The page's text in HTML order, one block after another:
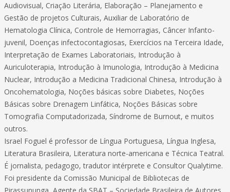
Audiovisual, Criação Literária, Elaboração – Planejamento e
Gestão de projetos Culturais, Auxiliar de Laboratório de
Hematologia Clínica, Controle de Hemorragias, Câncer Infanto-
juvenil, Doenças infectocontagiosas, Exercícios na Terceira Idade,
Interpretação de Exames Laboratoriais, Introdução à
Auriculoterapia, Introdução à Imunologia, Introdução à Medicina
Nuclear, Introdução a Medicina Tradicional Chinesa, Introdução à
Oncohematologia, Noções básicas sobre Diabetes, Noções
Básicas sobre Drenagem Linfática, Noções Básicas sobre
Tomografia Computadorizada, Síndrome de Burnout, e muitos
outros.
Israel Foguel é professor de Língua Portuguesa, Língua Inglesa,
Literatura Brasileira, Literatura norte-americana e Técnica Teatral.
É jornalista, pedagogo, tradutor intérprete e Consultor Qualytime.
Foi presidente da Comissão Municipal de Bibliotecas de